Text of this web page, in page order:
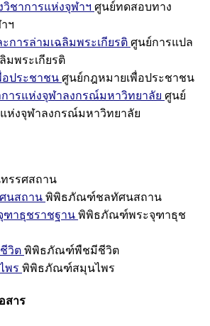
ชาการแห่งจุฬาฯ ศูนย์ทดสอบทาง
ฯ
การล่ามเฉลิมพระเกียรติ ศูนย์การแปล
มพระเกียรติ
ประชาชน ศูนย์กฎหมายเพื่อประชาชน
ารแห่งจุฬาลงกรณ์มหาวิทยาลัย ศูนย์
ห่งจุฬาลงกรณ์มหาวิทยาลัย
รรศสถาน
นสถาน พิพิธภัณฑ์ชลทัศนสถาน
าธุชราชฐาน พิพิธภัณฑ์พระจุฑาธุช
วิต พิพิธภัณฑ์พืชมีชีวิต
พร พิพิธภัณฑ์สมุนไพร
สาร